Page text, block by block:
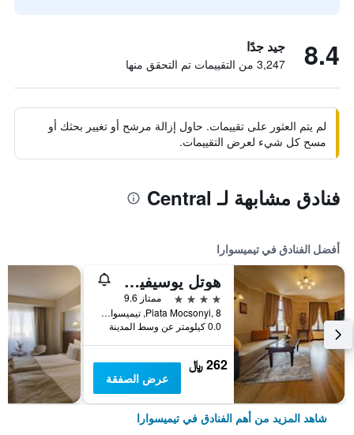
8.4 جيد جدًا
3,247 من التقييمات تم التحقق منها
لم يتم العثور على تقييمات. حاول إزالة مرشح أو تغيير بحثك أو
مسح كل شيء لعرض التقييمات.
فنادق مشابهة لـ Central
أفضل الفنادق في تيميسوارا
هوتل يوسيفين ريزيدنس
4 نجوم
ممتاز 9.6
Piata Mocsonyi, 8, تيميسوارا, رومانيا
0.0 كيلومتر عن وسط المدينة
262 ﷼
عرض الصفقة
شاهد المزيد من أهم الفنادق في تيميسوارا